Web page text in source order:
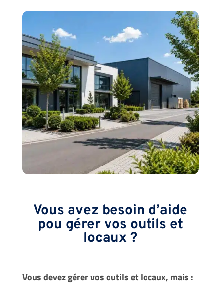
Vous avez besoin d’aide
pou gérer vos outils et
locaux ?
Vous devez gérer vos outils et locaux, mais :